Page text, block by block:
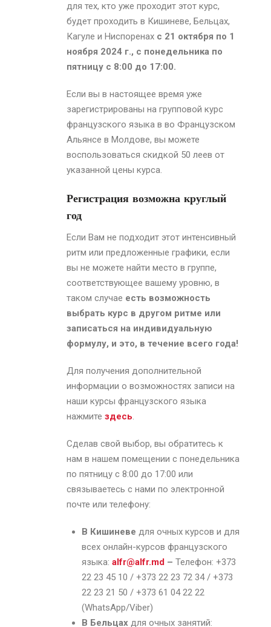
для тех, кто уже проходит этот курс,
будет проходить в Кишиневе, Бельцах,
Кагуле и Ниспоренах с 21 октября по 1
ноября 2024 г., с понедельника по
пятницу с 8:00 до 17:00.
Если вы в настоящее время уже
зарегистрированы на групповой курс
французского языка в во Французском
Альянсе в Молдове, вы можете
воспользоваться скидкой 50 леев от
указанной цены курса.
Регистрация возможна круглый
год
Если Вам не подходит этот интенсивный
ритм или предложенные графики, если
вы не можете найти место в группе,
соответствующее вашему уровню, в
таком случае есть возможность
выбрать курс в другом ритме или
записаться на индивидуальную
формулу, и это, в течение всего года!
Для получения дополнительной
информации о возможностях записи на
наши курсы французского языка
нажмите здесь.
Сделав свой выбор, вы обратитесь к
нам в нашем помещении с понедельника
по пятницу с 8:00 до 17:00 или
связываетесь с нами по электронной
почте или телефону:
В Кишиневе для очных курсов и для
всех онлайн-курсов французского
языка: alfr@alfr.md – Телефон: +373
22 23 45 10 / +373 22 23 72 34 / +373
22 23 21 50 / +373 61 04 22 22
(WhatsApp/Viber)
В Бельцах для очных занятий: